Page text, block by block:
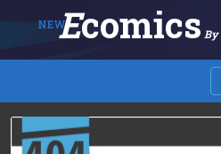
NEWEComics By